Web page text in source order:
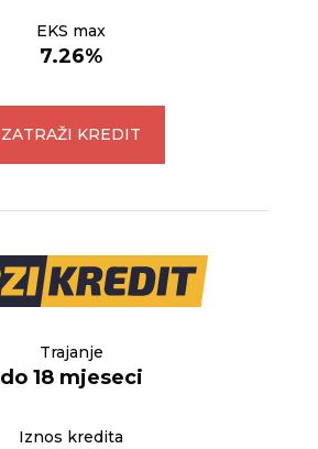
EKS max
7.26%
ZATRAŽI KREDIT
Trajanje
do 18 mjeseci
Iznos kredita